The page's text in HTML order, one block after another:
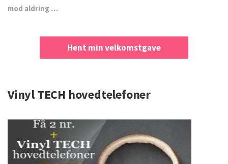
mod aldring …
Hent min velkomstgave
Vinyl TECH hovedtelefoner